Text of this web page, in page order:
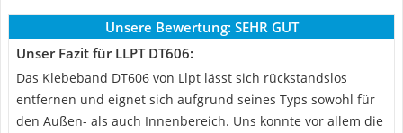
Unsere Bewertung: SEHR GUT
Unser Fazit für LLPT DT606:
Das Klebeband DT606 von Llpt lässt sich rückstandslos
entfernen und eignet sich aufgrund seines Typs sowohl für
den Außen- als auch Innenbereich. Uns konnte vor allem die